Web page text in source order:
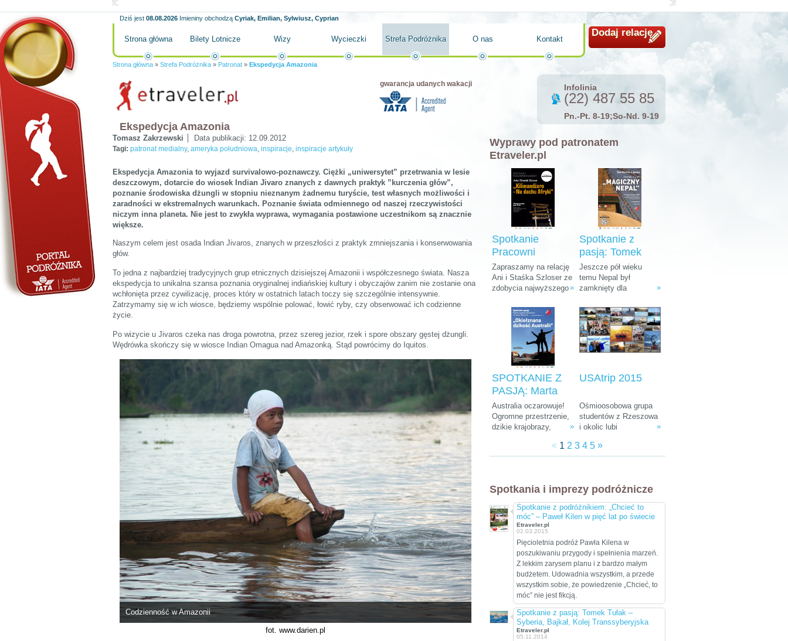
Dziś jest 08.08.2026 Imieniny obchodzą Cyriak, Emilian, Sylwiusz, Cyprian
Dodaj relację
Strona główna Bilety Lotnicze Wizy Wycieczki Strefa Podróżnika O nas Kontakt
Strona główna » Strefa Podróżnika » Patronat » Ekspedycja Amazonia
gwarancja udanych wakacji
Ekspedycja Amazonia
Tomasz Zakrzewski Data publikacji: 12.09.2012
Tagi: patronat medialny, ameryka południowa, inspiracje, inspiracje artykuły
Ekspedycja Amazonia to wyjazd survivalowo-poznawczy. Ciężki „uniwersytet” przetrwania w lesie
deszczowym, dotarcie do wiosek Indian Jivaro znanych z dawnych praktyk ”kurczenia głów”,
poznanie środowiska dżungli w stopniu nieznanym żadnemu turyście, test własnych możliwości i
zaradności w ekstremalnych warunkach. Poznanie świata odmiennego od naszej rzeczywistości
niczym inna planeta. Nie jest to zwykła wyprawa, wymagania postawione uczestnikom są znacznie
większe.
Naszym celem jest osada Indian Jivaros, znanych w przeszłości z praktyk zmniejszania i konserwowania
głów.
To jedna z najbardziej tradycyjnych grup etnicznych dzisiejszej Amazonii i współczesnego świata. Nasza
ekspedycja to unikalna szansa poznania oryginalnej indiańskiej kultury i obyczajów zanim nie zostanie ona
wchłonięta przez cywilizację, proces który w ostatnich latach toczy się szczególnie intensywnie.
Zatrzymamy się w ich wiosce, będziemy wspólnie polować, łowić ryby, czy obserwować ich codzienne
życie.
Po wizycie u Jivaros czeka nas droga powrotna, przez szereg jezior, rzek i spore obszary gęstej dżungli.
Wędrówka skończy się w wiosce Indian Omagua nad Amazonką. Stąd powrócimy do Iquitos.
Codzienność w Amazonii
fot. www.darien.pl
Infolinia
(22) 487 55 85
Pn.-Pt. 8-19;So-Nd. 9-19
Wyprawy pod patronatem
Etraveler.pl
Spotkanie
Pracowni
Podróży: Ania i
Stasiek Szloser
„Kilimandżaro –
Zapraszamy na relację
Ani i Staśka Szloser ze
zdobycia najwyższego
krótkiego pobytu w
parkach narodowych i
na Zanzibarze.
»
Spotkanie z
pasją: Tomek
Tułak „Magiczny
Nepal”
Jeszcze pół wieku
temu Nepal był
zamknięty dla
zwiedzających. W
ostatnich dekadach
zamienił się w Mekkę
dla ludzi kochających
góry, przyrodę i
kulturę.
»
SPOTKANIE Z
PASJĄ: Marta
Cwalina-
Śliwińska i
Łukasz Śliwiński
dzikość Australii"
Australia oczarowuje!
Ogromne przestrzenie,
dzikie krajobrazy,
które można spotkać
tylko tam, ciekawa
wyluzowani ludzie na
świecie.
»
USAtrip 2015
Ośmioosobowa grupa
studentów z Rzeszowa
i okolic lubi
równa się móc. Wierni
tej idei co roku
r. Na koncie mają już
cztery wyprawy, a teraz
przygotowują się do
następnej. Tym razem
Zjednoczone, które
zamierzają przejechać
wzdłuż i wszerz w
trakcie dwumiesięcznej
eskapady.
»
« 1 2 3 4 5 »
Spotkania i imprezy podróżnicze
Spotkanie z podróżnikiem: „Chcieć to
móc” – Paweł Kilen w pięć lat po świecie
Etraveler.pl
02.03.2015
Pięcioletnia podróż Pawła Kilena w
poszukiwaniu przygody i spełnienia marzeń.
Z lekkim zarysem planu i z bardzo małym
budżetem. Udowadnia wszystkim, a przede
wszystkim sobie, że powiedzenie „Chcieć, to
móc” nie jest fikcją.
Spotkanie z pasją: Tomek Tułak –
Syberia, Bajkał, Kolej Transsyberyjska
Etraveler.pl
05.11.2014